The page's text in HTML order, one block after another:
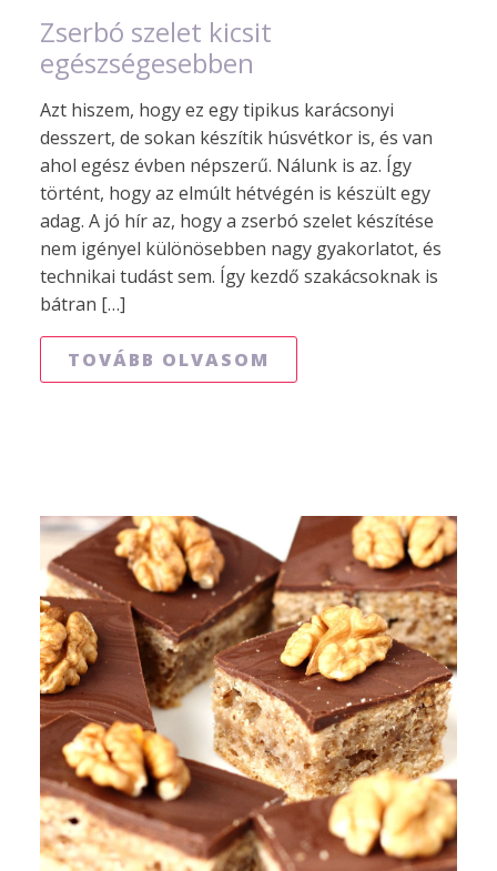
Zserbó szelet kicsit
egészségesebben
Azt hiszem, hogy ez egy tipikus karácsonyi
desszert, de sokan készítik húsvétkor is, és van
ahol egész évben népszerű. Nálunk is az. Így
történt, hogy az elmúlt hétvégén is készült egy
adag. A jó hír az, hogy a zserbó szelet készítése
nem igényel különösebben nagy gyakorlatot, és
technikai tudást sem. Így kezdő szakácsoknak is
bátran […]
TOVÁBB OLVASOM